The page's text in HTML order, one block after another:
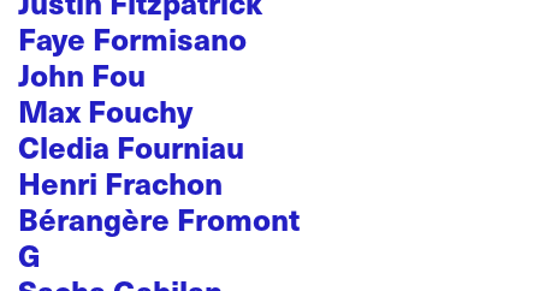
Faye Formisano
John Fou
Max Fouchy
Cledia Fourniau
Henri Frachon
Bérangère Fromont
G